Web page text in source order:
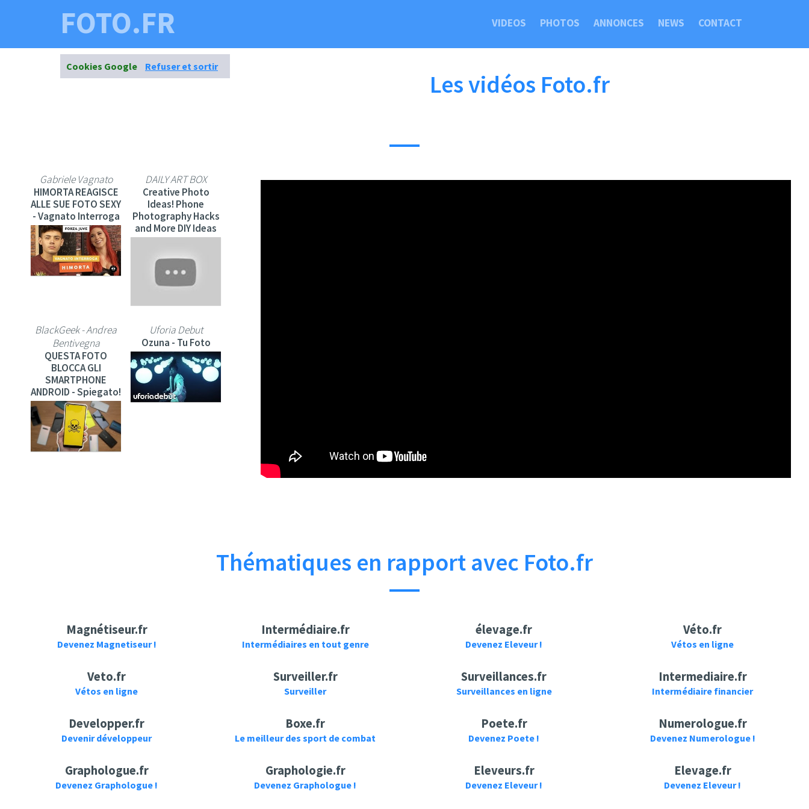
Cookies Google Refuser et sortir
FOTO.FR VIDEOS PHOTOS ANNONCES NEWS CONTACT
Les vidéos Foto.fr
Gabriele Vagnato
HIMORTA REAGISCE
ALLE SUE FOTO SEXY
- Vagnato Interroga
DAILY ART BOX
Creative Photo
Ideas! Phone
Photography Hacks
and More DIY Ideas
BlackGeek - Andrea
Bentivegna
QUESTA FOTO
BLOCCA GLI
SMARTPHONE
ANDROID - Spiegato!
Uforia Debut
Ozuna - Tu Foto
UniVista TV
La foto que pone en
Lily y Carlucho
Benjamin Jaworskyj
Im M Modus
Layla Monteiro
Como fazer FOTOS
Foto Moto - Noti
Thématiques en rapport avec Foto.fr
Magnétiseur.fr
Devenez Magnetiseur !
Intermédiaire.fr
Intermédiaires en tout genre
élevage.fr
Devenez Eleveur !
Véto.fr
Vétos en ligne
Veto.fr
Vétos en ligne
Surveiller.fr
Surveiller
Surveillances.fr
Surveillances en ligne
Intermediaire.fr
Intermédiaire financier
Developper.fr
Devenir développeur
Boxe.fr
Le meilleur des sport de combat
Poete.fr
Devenez Poete !
Numerologue.fr
Devenez Numerologue !
Graphologue.fr
Devenez Graphologue !
Graphologie.fr
Devenez Graphologue !
Eleveurs.fr
Devenez Eleveur !
Elevage.fr
Devenez Eleveur !